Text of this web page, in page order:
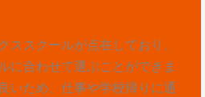
ススクールが点在しており、
に合わせて選ぶことができま
いため、仕事や学校帰りに通